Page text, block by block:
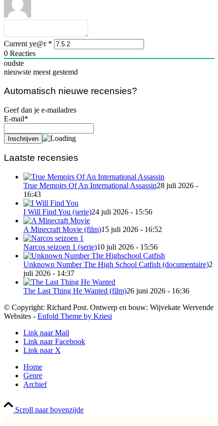
Current ye@r *
0 Reacties
oudste
nieuwste meest gestemd
Automatisch nieuwe recensies?
Geef dan je e-mailadres
E-mail*
Laatste recensies
True Memoirs Of An International Assassin28 juli 2026 -
16:43
I Will Find You (serie)24 juli 2026 - 15:56
A Minecraft Movie (film)15 juli 2026 - 16:52
Narcos seizoen 1 (serie)10 juli 2026 - 15:56
Unknown Number The High School Catfish (documentaire)2
juli 2026 - 14:37
The Last Thing He Wanted (film)26 juni 2026 - 16:36
© Copyright: Richard Post. Ontwerp en bouw: Wijvekate Wervende
Websites - Enfold Theme by Kriesi
Link naar Mail
Link naar Facebook
Link naar X
Home
Genre
Archief
Scroll naar bovenzijde